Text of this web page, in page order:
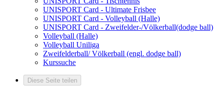
UNISPORT Card - Ultimate Frisbee
UNISPORT Card - Volleyball (Halle)
UNISPORT Card - Zweifelder-/Völkerball(dodge ball)
Volleyball (Halle)
Volleyball Uniliga
Zweifelderball/ Völkerball (engl. dodge ball)
Kurssuche
Diese Seite teilen